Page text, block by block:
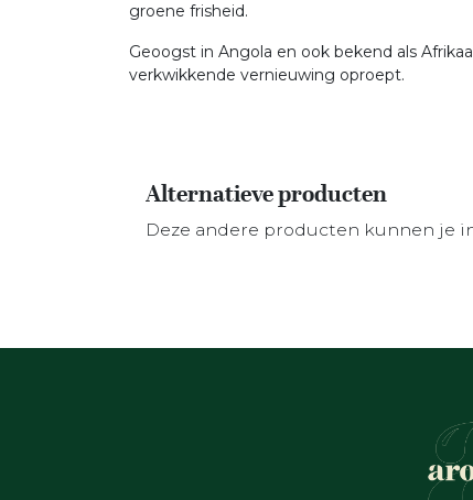
groene frisheid.
Geoogst in Angola en ook bekend als
verkwikkende vernieuwing oproept.
Alternatieve producten
Deze andere producten kunnen je